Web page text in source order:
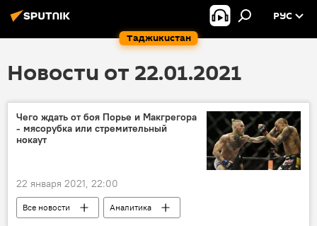
Таджикистан
РУС
Новости от 22.01.2021
Чего ждать от боя Порье и Макгрегора
- мясорубка или стремительный
нокаут
22 января 2021, 22:00
Все новости
Аналитика